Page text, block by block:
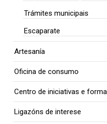
Trámites municipais
Escaparate
Artesanía
Oficina de consumo
Centro de iniciativas e
Ligazóns de interese